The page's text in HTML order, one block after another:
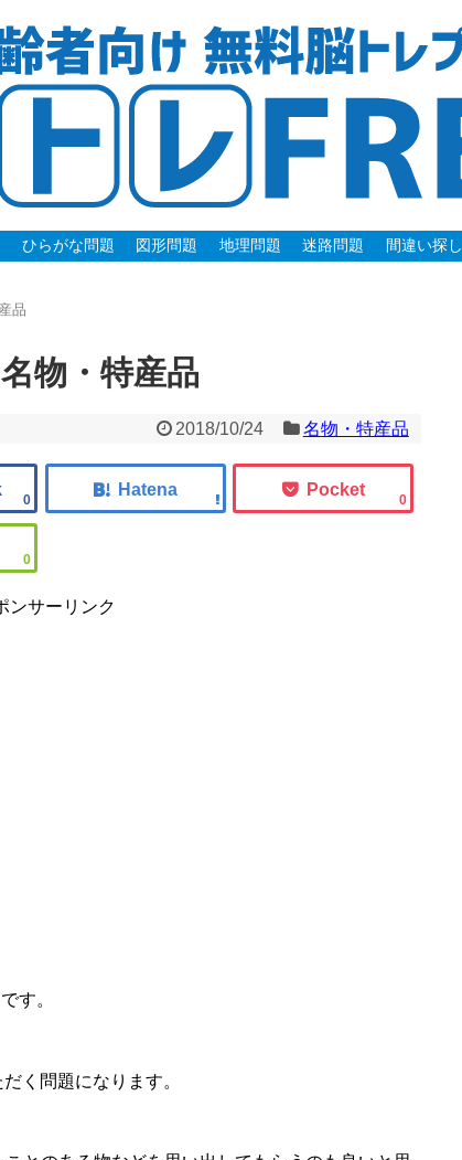
ひらがな問題 図形問題 地理問題 迷路問題 間違い探し
品
物・特産品
2018/10/24 名物・特産品
0 0
0
ンサーリンク
す。
く問題になります。